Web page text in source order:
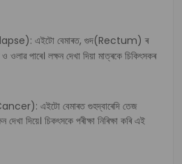
এইটো বেমাৰত, গুদ(Rectum) ৰ
পাৰে। লক্ষন দেখা দিয়া মাত্ৰকে চিকিৎসকৰ
এইটো বেমাৰত গুহদ্বাৰেদি তেজ
দিয়ে। চিকৎসকে পৰীক্ষা নিৰিক্ষা কৰি এই